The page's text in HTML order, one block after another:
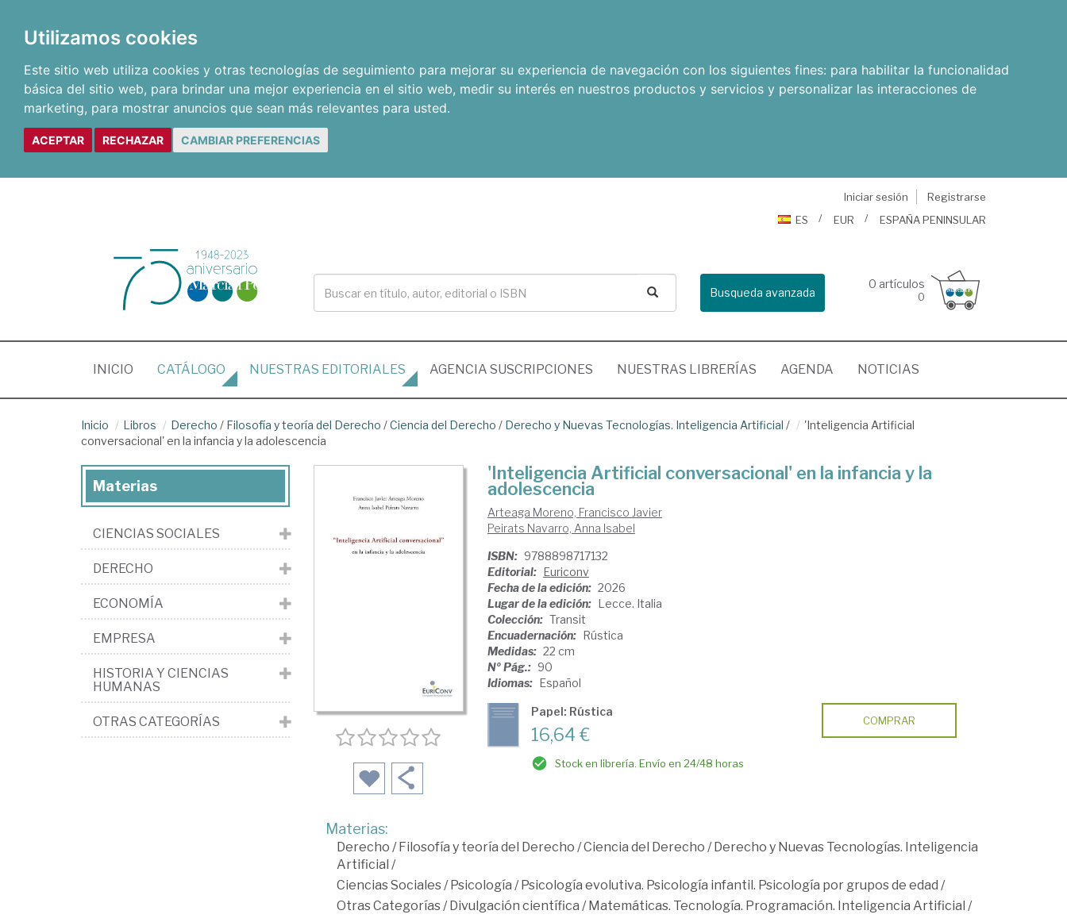
Utilizamos cookies
Este sitio web utiliza cookies y otras tecnologías de seguimiento para mejorar su experiencia de navegación con los siguientes fines: para habilitar la funcionalidad
básica del sitio web, para brindar una mejor experiencia en el sitio web, medir su interés en nuestros productos y servicios y personalizar las interacciones de
marketing, para mostrar anuncios que sean más relevantes para usted.
ACEPTAR RECHAZAR CAMBIAR PREFERENCIAS
Iniciar sesión
Registrarse
ES
EUR ESPAÑA PENINSULAR
Busqueda avanzada
0 artículos
0
INICIO (CURRENT)
CATÁLOGO NUESTRAS EDITORIALES AGENCIA SUSCRIPCIONES NUESTRAS LIBRERÍAS AGENDA NOTICIAS
Inicio Libros Derecho / Filosofía y teoría del Derecho /Ciencia del Derecho / Derecho y Nuevas Tecnologías. Inteligencia Artificial /
'Inteligencia Artificial
conversacional' en la infancia y la adolescencia
'Inteligencia Artificial conversacional' en la infancia y la
adolescencia
Arteaga Moreno, Francisco Javier
Peirats Navarro, Anna Isabel
ISBN: 9788898717132
Editorial: Euriconv
Fecha de la edición: 2026
Lugar de la edición: Lecce. Italia
Colección: Transit
Encuadernación: Rústica
Medidas: 22 cm
Nº Pág.: 90
Idiomas: Español
Papel: Rústica
16,64 €
Stock en librería. Envío en 24/48 horas
COMPRAR
Materias:
Derecho /Filosofía y teoría del Derecho /Ciencia del Derecho /Derecho y Nuevas Tecnologías. Inteligencia
Artificial /
Ciencias Sociales/Psicología /Psicología evolutiva. Psicología infantil. Psicología por grupos de edad /
Otras Categorías/Divulgación científica /Matemáticas. Tecnología. Programación. Inteligencia Artificial /
Materias
CIENCIAS SOCIALES
DERECHO
ECONOMÍA
EMPRESA
HISTORIA Y CIENCIAS
HUMANAS
OTRAS CATEGORÍAS